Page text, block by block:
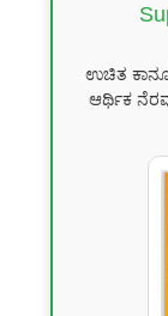
ಉಚಿತ
ಆರ್ಥಿಕ